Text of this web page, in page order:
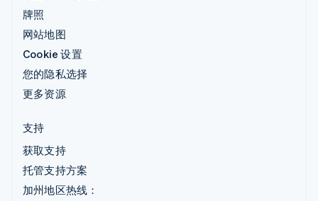
牌照
网站地图
Cookie 设置
您的隐私选择
更多资源
支持
获取支持
托管支持方案
加州地区热线：